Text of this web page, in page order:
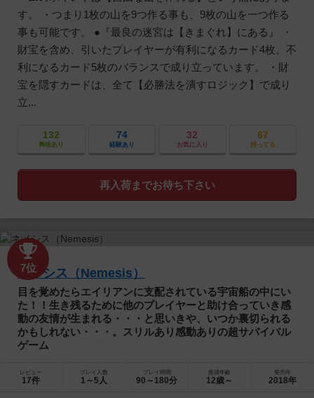
す。 ・つまり1枚の山を9つ作る事も、9枚の山を一つ作る
事も可能です。 ●『最良の迷宮は【きまぐれ】にある』 ・
財宝を含め、引いたプレイヤーが有利になるカード4枚、不
利になるカード5枚のバランスで成り立っています。 ・財
宝を隠すカードは、全て【必勝法を潰すロジック】で成り
立...
132
興味あり
74
経験あり
32
お気に入り
67
持ってる
再入荷までお待ち下さい
7位
ネメシス（Nemesis）
目を覚めたらエイリアンに支配されている宇宙船の中にい
た！！生き残るために他のプレイヤーと助け合っていき感
動の友情が生まれる・・・と思いきや、いつか裏切られる
かもしれない・・・。スリルあり感動ありの超サバイバル
ゲーム
レビュー
17件
プレイ人数
1～5人
プレイ時間
90～180分
推奨年齢
12歳～
発売年
2018年